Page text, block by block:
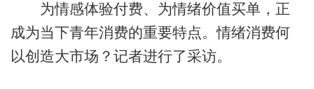
为情感体验付费、为情绪价值买单，正
成为当下青年消费的重要特点。情绪消费何
以创造大市场？记者进行了采访。